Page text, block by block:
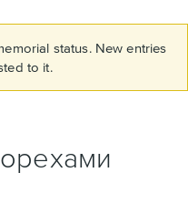
status. New entries
to it.